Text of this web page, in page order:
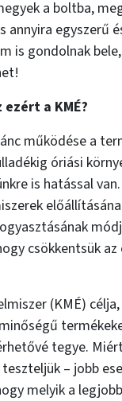
a boltba,
annyira egyszerű
is gondolnak
a KMÉ?
működése a
óriási
is hatással
csökkentsük az
(KMÉ)
tegye.
– jobb
melyik a